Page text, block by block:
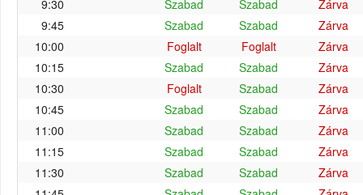
9:30
Szabad Szabad
Zárva
9:45
Szabad Szabad
Zárva
10:00
Foglalt Foglalt
Zárva
10:15
Szabad Szabad
Zárva
10:30
Foglalt Szabad
Zárva
10:45
Szabad Szabad
Zárva
11:00
Szabad Szabad
Zárva
11:15
Szabad Szabad
Zárva
11:30
Szabad Szabad
Zárva